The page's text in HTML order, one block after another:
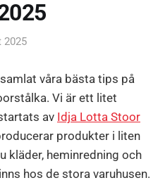
2025
våra bästa tips på
Vi är ett litet
av Idja Lotta Stoor
produkter i liten
kläder, heminredning och
hos de stora varuhusen.